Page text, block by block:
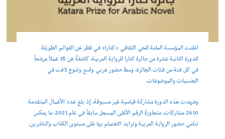
اعلنت المؤسسة العامة للحي الثقافي “كتارا” في قطر عن القوائم الطويلة
للدورة الثانية عشرة من جائزة كتارا للرواية العربية، كاشفةً عن 18 عملاً مرشحاً
في كل فئة من فئات الجائزة، وسط حضور عربي واسع وتنوع لافت في
الجنسيات والموضوعات.
وشهدت هذه الدورة مشاركة قياسية غير مسبوقة، إذ بلغ عدد الأعمال المتقدمة
2610 مشاركات، متجاوزةً الرقم الأعلى المسجل سابقاً في عام 2021، ما يعكس
تنامي حضور الرواية العربية وتزايد الاهتمام بها على مستوى الكتاب والناشرين.